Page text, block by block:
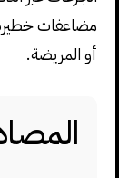
مضاعفات
أو المريضة.